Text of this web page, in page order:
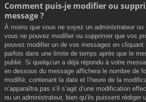
Comment puis-je modifier ou
message ?
À moins que vous ne soyez un administrateur ou
vous ne pouvez modifier ou supprimer que vos
pouvez modifier un de vos messages en cliquant
parfois dans une limite de temps après que le
publié. Si quelqu’un a déjà répondu à votre
en dessous du message affichera le nombre de
modifié, contenant la date et l’heure de la
n’apparaîtra pas s’il s’agit d’une modification
ou un administrateur, bien qu’ils puissent rédiger